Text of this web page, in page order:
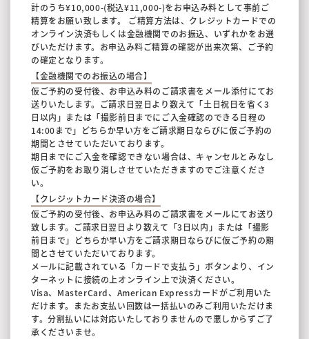
計のうち¥10,000-(税込¥11,000-)をお申込み料として事前ご
精算をお願い致します。
ご精算方法は、クレジットカードでの
オンライン決済もしくは金融機関でのお振込、いずれかをお選
びいただけます。お申込み料ご精算の確認が出来次第、ご予約
の確定となります。
【金融機関でのお振込の場合】
仮ご予約の受付後、お申込み料のご請求書をメール添付にてお
送りいたします。ご請求日翌日より数えて「土日祝日を省く3
日以内」または「撮影前日までにご入金確認のできる日程の
14:00まで」どちらか早い方をご請求期日ならびに仮ご予約の
期間とさせていただいております。
期日までにご入金を確認できない場合は、キャンセルとみなし
仮ご予約をお取り消しさせていただきますのでご注意くださ
い。
【クレジットカード決済の場合】
仮ご予約の受付後、お申込み料のご請求書をメールにてお送り
致します。ご請求日翌日より数えて「3日以内」または「撮影
前日まで」どちらか早い方をご請求期日ならびに仮ご予約の期
間とさせていただいております。
メールに記載されている「カードで支払う」ボタンより、イン
ターネットに接続の上オンライン上で決済ください。
Visa、MasterCard、American Expressカードがご利用いた
だけます。またお支払い回数は一括払いのみご利用いただけま
す。分割払いには対応いたしておりませんので悪しからずご了
承くださいませ。